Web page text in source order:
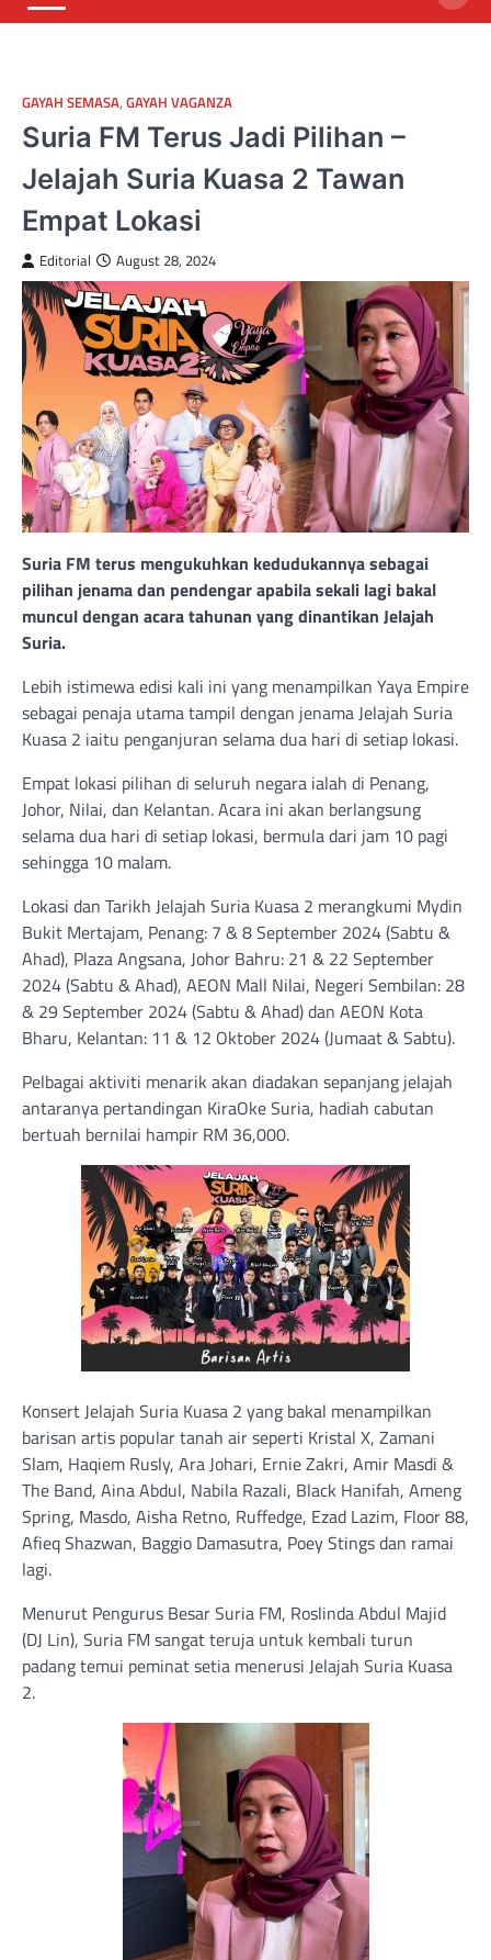
GAYAH SEMASA, GAYAH VAGANZA
Suria FM Terus Jadi Pilihan –
Jelajah Suria Kuasa 2 Tawan
Empat Lokasi
Editorial August 28, 2024
Suria FM terus mengukuhkan kedudukannya sebagai
pilihan jenama dan pendengar apabila sekali lagi bakal
muncul dengan acara tahunan yang dinantikan Jelajah
Suria.
Lebih istimewa edisi kali ini yang menampilkan Yaya Empire
sebagai penaja utama tampil dengan jenama Jelajah Suria
Kuasa 2 iaitu penganjuran selama dua hari di setiap lokasi.
Empat lokasi pilihan di seluruh negara ialah di Penang,
Johor, Nilai, dan Kelantan. Acara ini akan berlangsung
selama dua hari di setiap lokasi, bermula dari jam 10 pagi
sehingga 10 malam.
Lokasi dan Tarikh Jelajah Suria Kuasa 2 merangkumi Mydin
Bukit Mertajam, Penang: 7 & 8 September 2024 (Sabtu &
Ahad), Plaza Angsana, Johor Bahru: 21 & 22 September
2024 (Sabtu & Ahad), AEON Mall Nilai, Negeri Sembilan: 28
& 29 September 2024 (Sabtu & Ahad) dan AEON Kota
Bharu, Kelantan: 11 & 12 Oktober 2024 (Jumaat & Sabtu).
Pelbagai aktiviti menarik akan diadakan sepanjang jelajah
antaranya pertandingan KiraOke Suria, hadiah cabutan
bertuah bernilai hampir RM 36,000.
Konsert Jelajah Suria Kuasa 2 yang bakal menampilkan
barisan artis popular tanah air seperti Kristal X, Zamani
Slam, Haqiem Rusly, Ara Johari, Ernie Zakri, Amir Masdi &
The Band, Aina Abdul, Nabila Razali, Black Hanifah, Ameng
Spring, Masdo, Aisha Retno, Ruffedge, Ezad Lazim, Floor 88,
Afieq Shazwan, Baggio Damasutra, Poey Stings dan ramai
lagi.
Menurut Pengurus Besar Suria FM, Roslinda Abdul Majid
(DJ Lin), Suria FM sangat teruja untuk kembali turun
padang temui peminat setia menerusi Jelajah Suria Kuasa
2.